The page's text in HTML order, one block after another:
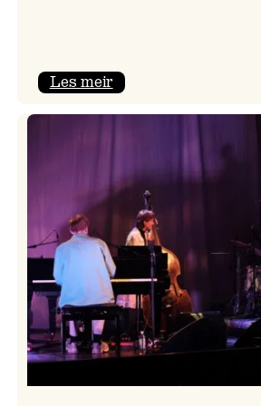
Les meir: